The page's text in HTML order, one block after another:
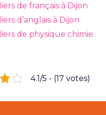
de français à Dijon
d’anglais à Dijon
de physique chimie
4.1/5 - (17 votes)